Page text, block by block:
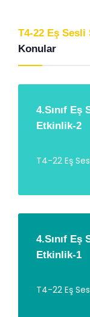
T4-22 Eş Sesli
Konular
4.Sınıf
Etkinlik-2
T4-22 Eş
4.Sınıf
Etkinlik-1
T4-22 Eş